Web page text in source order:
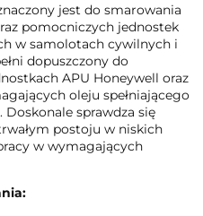
jest do smarowania
pomocniczych jednostek
w samolotach cywilnych i
dopuszczony do
APU Honeywell oraz
oleju spełniającego
Doskonale sprawdza się
postoju w niskich
w wymagających